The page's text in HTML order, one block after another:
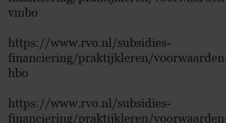
vmbo
https://www.rvo.nl/subsidies-
financiering/praktijkleren/
hbo
https://www.rvo.nl/subsidies-
financiering/praktijkleren/